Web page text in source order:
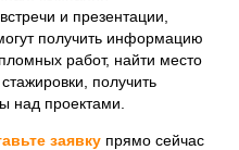
и презентации,
получить информацию
работ, найти место
получить
над проектами.
заявку прямо сейчас